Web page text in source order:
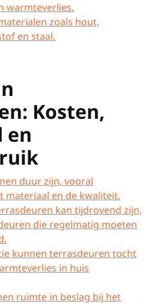
warmteverlies.
zoals hout,
en staal.
Kosten,
en
duur zijn, vooral
materiaal en de kwaliteit.
kan tijdrovend zijn,
die regelmatig moeten
kunnen terrasdeuren tocht
in huis
ruimte in beslag bij het